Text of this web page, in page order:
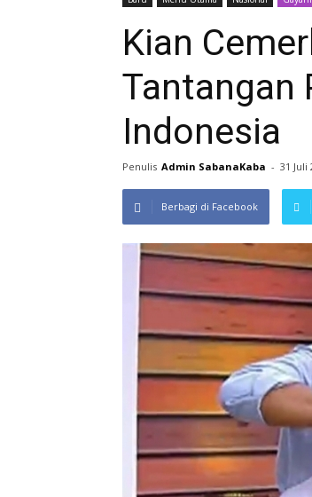
Kian
Tantangan
Indonesia
Penulis Admin SabanaKaba - 31 Juli
Berbagi di Facebook